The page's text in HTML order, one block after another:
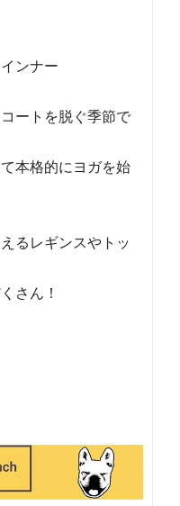
ンナー
ートを脱ぐ季節で
本格的にヨガを始
るレギンスやトッ
さん！